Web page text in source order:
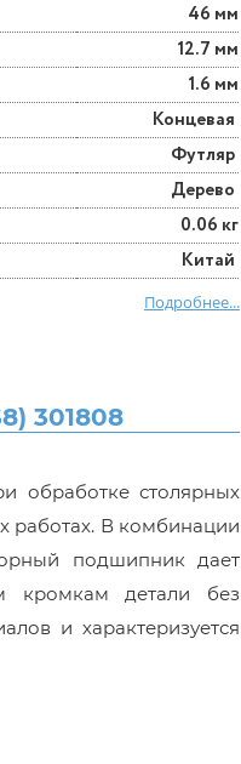
46 мм
12.7 мм
1.6 мм
Концевая
Футляр
Дерево
0.06 кг
Китай
Подробнее...
301808
обработке столярных
работах. В комбинации
подшипник дает
кромкам детали без
и характеризуется